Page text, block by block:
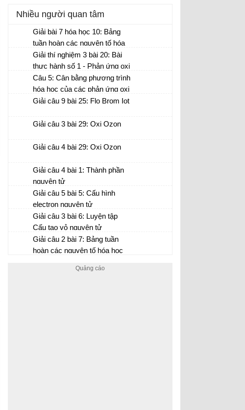
Nhiều người quan tâm
Giải bài 7 hóa học 10: Bảng
tuần hoàn các nguyên tố hóa
học
Giải thí nghiệm 3 bài 20: Bài
thực hành số 1 - Phản ứng oxi
hóa khử
Câu 5: Cân bằng phương trình
hóa học của các phản ứng oxi
hóa – khử sau bằng các
electron
Giải câu 9 bài 25: Flo Brom Iot
Giải câu 3 bài 29: Oxi Ozon
Giải câu 4 bài 29: Oxi Ozon
Giải câu 4 bài 1: Thành phần
nguyên tử
Giải câu 5 bài 5: Cấu hình
electron nguyên tử
Giải câu 3 bài 6: Luyện tập
Cấu tạo vỏ nguyên tử
Giải câu 2 bài 7: Bảng tuần
hoàn các nguyên tố hóa học